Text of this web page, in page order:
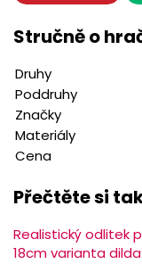
Stručně o
Druhy
Poddruhy
Značky
Materiály
Cena
Přečtěte si
Realistický odlitek
18cm varianta dilda